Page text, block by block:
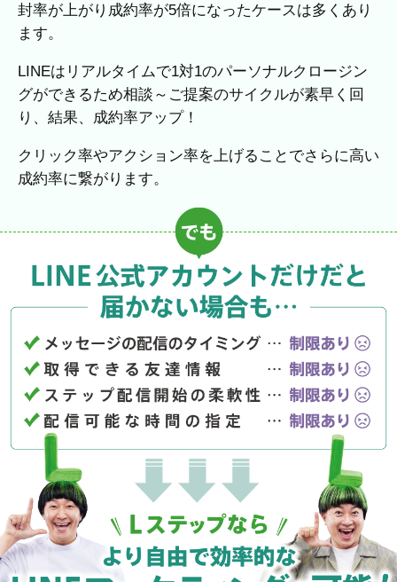
封率が上がり成約率が5倍になったケースは多くあり
ます。
LINEはリアルタイムで1対1のパーソナルクロージン
グができるため相談～ご提案のサイクルが素早く回
り、結果、成約率アップ！
クリック率やアクション率を上げることでさらに高い
成約率に繋がります。